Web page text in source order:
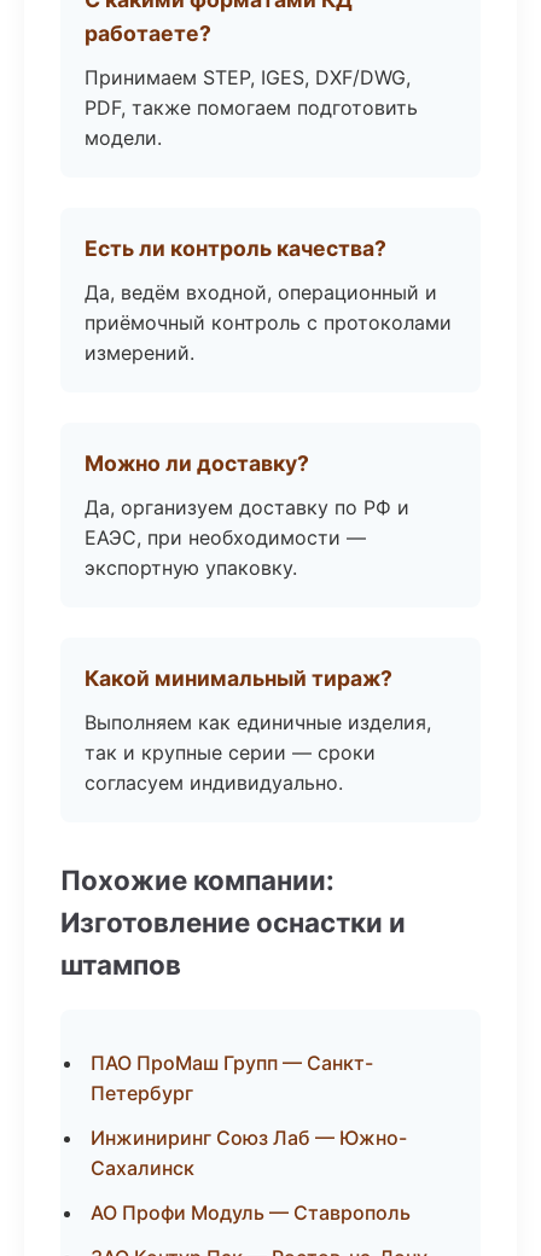
работаете?
Принимаем STEP, IGES, DXF/DWG,
PDF, также помогаем подготовить
модели.
Есть ли контроль качества?
Да, ведём входной, операционный и
приёмочный контроль с протоколами
измерений.
Можно ли доставку?
Да, организуем доставку по РФ и
ЕАЭС, при необходимости —
экспортную упаковку.
Какой минимальный тираж?
Выполняем как единичные изделия,
так и крупные серии — сроки
согласуем индивидуально.
Похожие компании:
Изготовление оснастки и
штампов
ПАО ПроМаш Групп — Санкт-
Петербург
Инжиниринг Союз Лаб — Южно-
Сахалинск
АО Профи Модуль — Ставрополь